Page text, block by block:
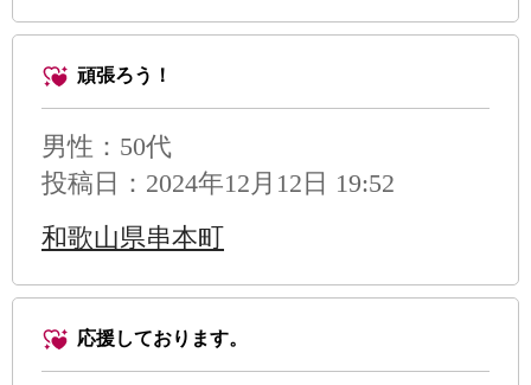
頑張ろう！
男性 ：50代
投稿日：2024年12月12日 19:52
和歌山県串本町
応援しております。